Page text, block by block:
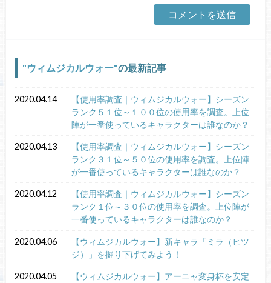
ウィムジカルウォー の最新記事
2020.04.14
【使用率調査｜ウィムジカルウォー】シーズン
ランク５１位～１００位の使用率を調査。上位
陣が一番使っているキャラクターは誰なのか？
2020.04.13
【使用率調査｜ウィムジカルウォー】シーズン
ランク３１位～５０位の使用率を調査。上位陣
が一番使っているキャラクターは誰なのか？
2020.04.12
【使用率調査｜ウィムジカルウォー】シーズン
ランク１位～３０位の使用率を調査。上位陣が
一番使っているキャラクターは誰なのか？
2020.04.06
【ウィムジカルウォー】新キャラ「ミラ（ヒツ
ジ）」を掘り下げてみよう！
2020.04.05
【ウィムジカルウォー】アーニャ変身杯を安定